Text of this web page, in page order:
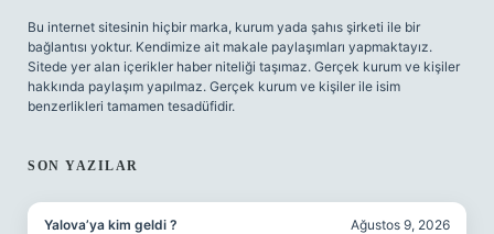
Bu internet sitesinin hiçbir marka, kurum yada şahıs şirketi ile bir
bağlantısı yoktur. Kendimize ait makale paylaşımları yapmaktayız.
Sitede yer alan içerikler haber niteliği taşımaz. Gerçek kurum ve kişiler
hakkında paylaşım yapılmaz. Gerçek kurum ve kişiler ile isim
benzerlikleri tamamen tesadüfidir.
SON YAZILAR
Yalova’ya kim geldi ? Ağustos 9, 2026